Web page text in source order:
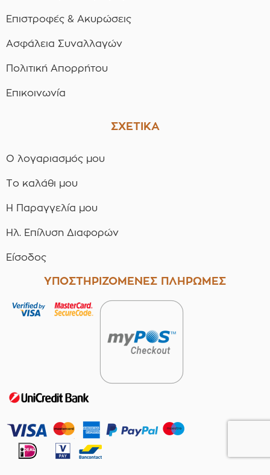
Επιστροφές & Ακυρώσεις
Ασφάλεια Συναλλαγών
Πολιτική Απορρήτου
Επικοινωνία
ΣΧΕΤΙΚΑ
Ο λογαριασμός μου
Το καλάθι μου
Η Παραγγελία μου
Ηλ. Επίλυση Διαφορών
Είσοδος
ΥΠΟΣΤΗΡΙΖΟΜΕΝΕΣ ΠΛΗΡΩΜΕΣ